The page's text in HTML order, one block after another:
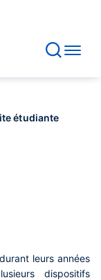
étudiante
leurs années
dispositifs